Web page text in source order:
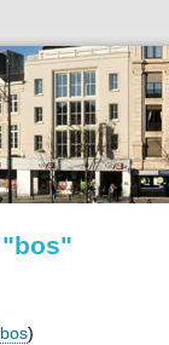
bos)